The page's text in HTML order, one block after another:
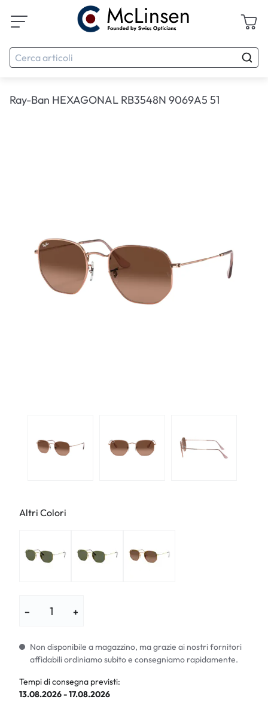
Ray-Ban HEXAGONAL RB3548N 9069A5 51
Altri Colori
− +
Non disponibile a magazzino, ma grazie ai nostri fornitori
affidabili ordiniamo subito e consegniamo rapidamente.
Tempi di consegna previsti:
13.08.2026 - 17.08.2026